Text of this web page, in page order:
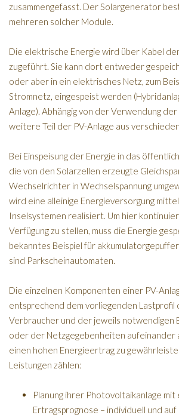
zusammengefasst. Der Solargenerator
mehreren solcher Module.
Die elektrische Energie wird über Kabel
zugeführt. Sie kann dort entweder
oder aber in ein elektrisches Netz, zum
Stromnetz, eingespeist werden
Anlage). Abhängig von der Verwendung
weitere Teil der PV-Anlage aus
Bei Einspeisung der Energie in das
die von den Solarzellen erzeugte
Wechselrichter in Wechselspannung
wird eine alleinige Energieversorgung
Inselsystemen realisiert. Um hier
Verfügung zu stellen, muss die Energie
bekanntes Beispiel für
sind Parkscheinautomaten.
Die einzelnen Komponenten einer PV-
entsprechend dem vorliegenden Lastprofil
Verbraucher und der jeweils notwendigen
oder der Netzgegebenheiten aufeinander
einen hohen Energieertrag zu
Leistungen zählen:
Planung ihrer Photovoltaikanlage
Ertragsprognose – individuell und